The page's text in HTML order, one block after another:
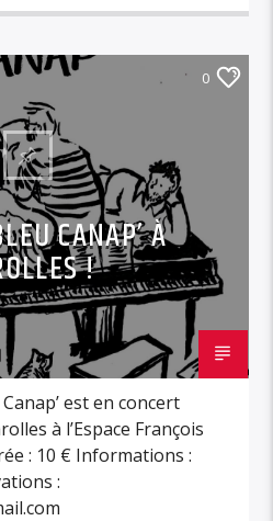
0
CANAP’ À
!
est en concert
à l’Espace François
: 10 € Informations :
: